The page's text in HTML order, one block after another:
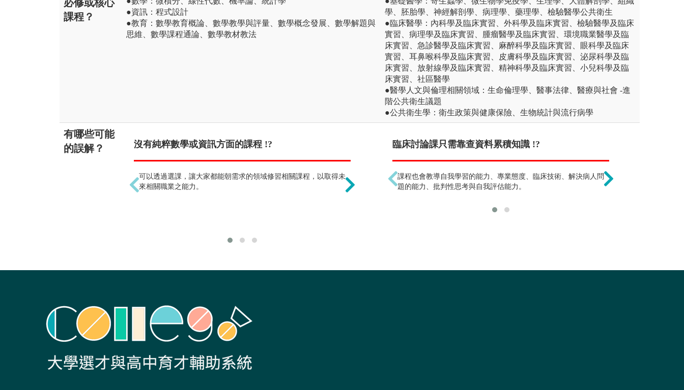
必修或核心
課程？
●資訊：程式設計
●教育：數學教育概論、數學教學與評量、數學概念發展、數學解題與
思維、數學課程通論、數學教材教法
學、胚胎學、神經解剖學、病理學、藥理學、檢驗醫學公共衛生
●臨床醫學：內科學及臨床實習、外科學及臨床實習、檢驗醫學及臨床
實習、病理學及臨床實習、腫瘤醫學及臨床實習、環境職業醫學及臨
床實習、急診醫學及臨床實習、麻醉科學及臨床實習、眼科學及臨床
實習、耳鼻喉科學及臨床實習、皮膚科學及臨床實習、泌尿科學及臨
床實習、放射線學及臨床實習、精神科學及臨床實習、小兒科學及臨
床實習、社區醫學
●醫學人文與倫理相關領域：生命倫理學、醫事法律、醫療與社會 -進
階公共衛生議題
●公共衛生學：衛生政策與健康保險、生物統計與流行病學
有哪些可能
的誤解？
沒有純粹數學或資訊方面的課程 !?
可以透過選課，讓大家都能朝需求的領域修習相關課程，以取得未
來相關職業之能力。
算數學枯燥乏味 !?
本學類學習範圍跨足數學、資訊、教育領域，數學只佔1/3的學習時
間，且大學的數學內容除了計算外，更著重於從學習的過程中培養
未來並非僅小學教師能
外修習中等教育學程；
臨床討論課只需靠查資料累積知識 !?
課程也會教導自我學習的能力、專業態度、臨床技術、解決病人問
題的能力、批判性思考與自我評估能力。